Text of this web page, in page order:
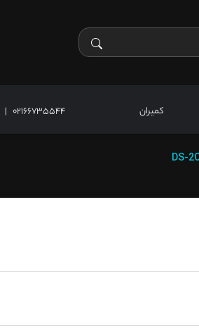
کمیران 02166735544
|
DS-